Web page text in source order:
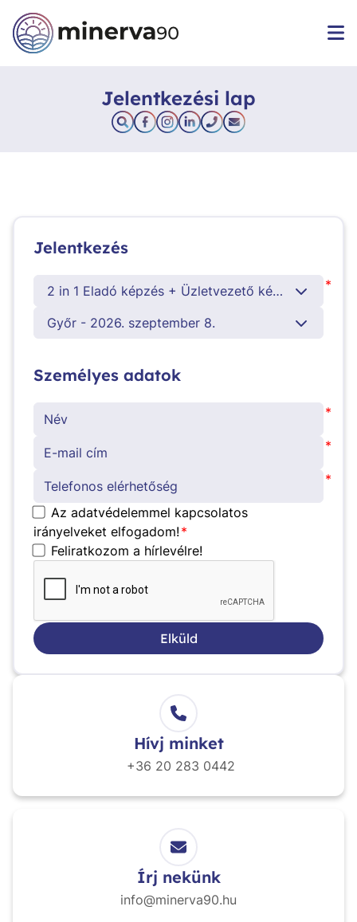
Jelentkezési lap
Jelentkezés
2 in 1 Eladó képzés + Üzletvezető képzés *
Győr - 2026. szeptember 8.
Személyes adatok
*
*
*
Az adatvédelemmel kapcsolatos
irányelveket elfogadom! *
Feliratkozom a hírlevélre!
Elküld
Hívj minket
+36 20 283 0442
Írj nekünk
info@minerva90.hu